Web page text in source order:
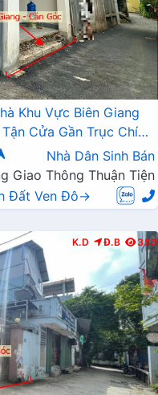
Khu Vực Biên Giang
Cửa Gần Trục Chính
Nhà Dân Sinh Bán
Giao Thông Thuận Tiện
Đất Ven Đô→
K.D Đ.B 353